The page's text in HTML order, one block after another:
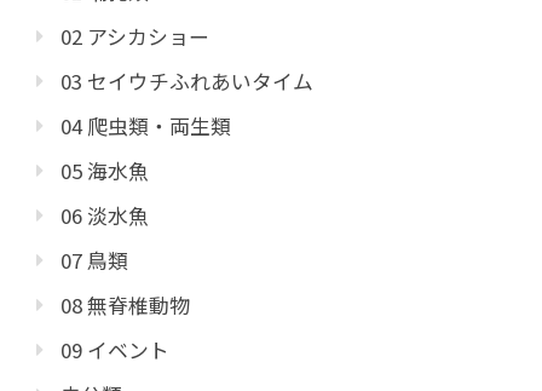
02 アシカショー
03 セイウチふれあいタイム
04 爬虫類・両生類
05 海水魚
06 淡水魚
07 鳥類
08 無脊椎動物
09 イベント